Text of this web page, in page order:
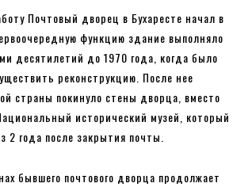
Почтовый дворец в Бухаресте начал в
функцию здание выполняло
десятилетий до 1970 года, когда было
реконструкцию. После нее
страны покинуло стены дворца, вместо
исторический музей, который
2 года после закрытия почты.
бывшего почтового дворца продолжает